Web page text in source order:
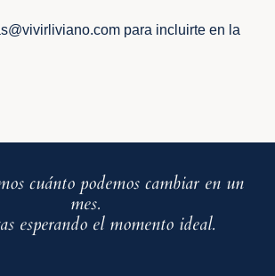
para incluirte en la
cuánto podemos cambiar en un
mes.
esperando el momento ideal.